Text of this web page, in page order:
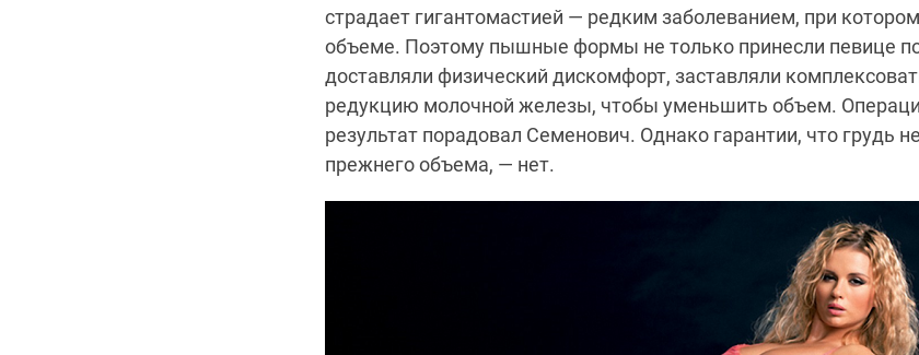
страдает гигантомастией — редким заболеванием, при
объеме. Поэтому пышные формы не только принесли певице
доставляли физический дискомфорт, заставляли
редукцию молочной железы, чтобы уменьшить объем.
результат порадовал Семенович. Однако гарантии, что грудь
прежнего объема, — нет.